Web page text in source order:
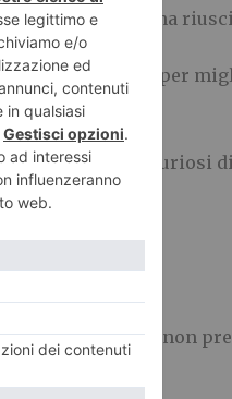
per la buona
è super per
non mai, curiosi
che non
ricompensa.